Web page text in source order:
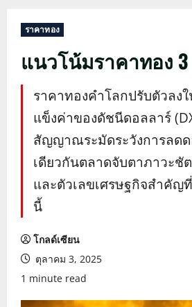
ราคาทอง
แนวโน้มราคาทอง
ราคาทองคำโลกปรับตัวลง
แข็งค่าของดัชนีดอลลาร์
สัญญาณระมัดระวังการลด
เดียวกันตลาดจับตาภาวะชั
และตัวเลขเศรษฐกิจสำคัญ
นี้
โกลด์เซียน
ตุลาคม 3, 2025
1 minute read